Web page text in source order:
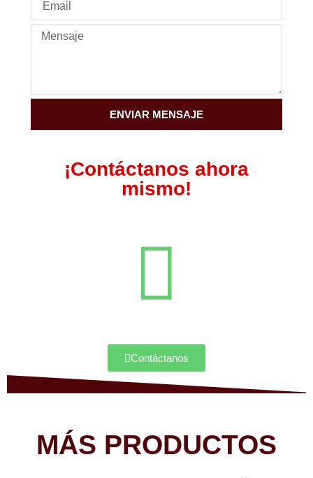
ENVIAR MENSAJE
¡Contáctanos ahora
mismo!
Contáctanos
MÁS PRODUCTOS